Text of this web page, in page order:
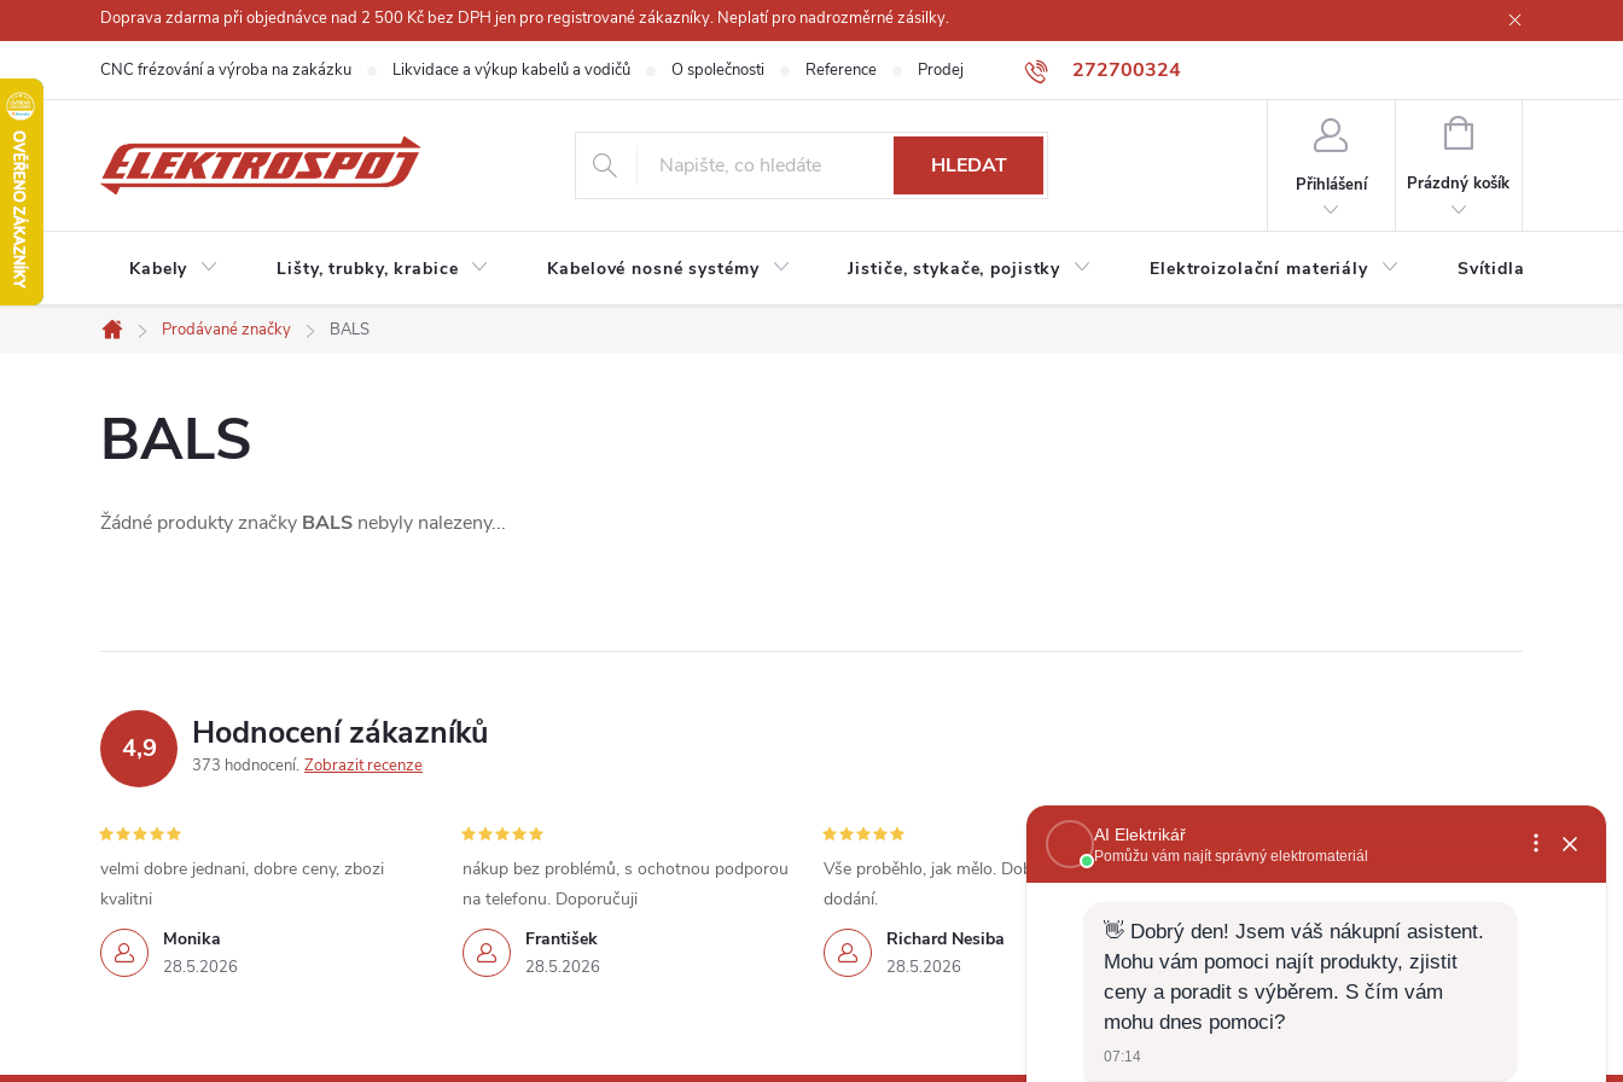
na
obsah
Doprava zdarma při objednávce nad 2 500 Kč bez DPH jen pro registrované zákazníky. Neplatí pro nadrozměrné zásilky.
272700324
CNC frézování a výroba na zakázku Likvidace a výkup kabelů a vodičů O společnosti Reference Prodejna Obchodní podmínky
HLEDAT
Přihlášení
NÁKUPNÍ
Prázdný košík
Kabely Lišty, trubky, krabice Kabelové nosné systémy Jističe, stykače, pojistky Elektroizolační materiály Svítidla a zdroje
Domů
Prodávané značky BALS
BALS
Žádné produkty značky BALS nebyly nalezeny...
4,9 Hodnocení zákazníků
373 hodnocení Zobrazit recenze
Monika
28.5.2026
velmi dobre jednani, dobre ceny, zbozi
kvalitni
František
28.5.2026
nákup bez problémů, s ochotnou podporou
na telefonu. Doporučuji
Richard Nesiba
28.5.2026
Vše proběhlo, jak mělo. Dobrá cena, rychlé
dodání.
Zdenek Zabloudil
28.5.2026
již několikátá objednávka,široký sortiment a